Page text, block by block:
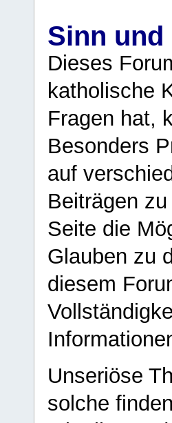
Sinn und
Dieses
katholische
Fragen hat,
Besonders
auf
Beiträgen
Seite die
Glauben zu
diesem
Unseriöse
solche